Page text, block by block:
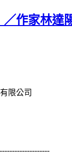
／作家林達
限公司